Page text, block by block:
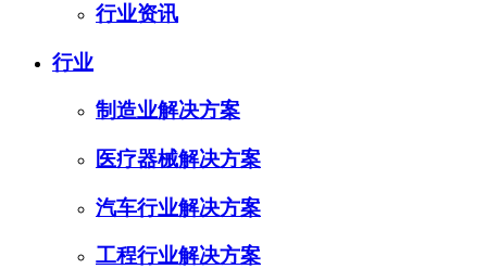
行业资讯
行业
制造业解决方案
医疗器械解决方案
汽车行业解决方案
工程行业解决方案